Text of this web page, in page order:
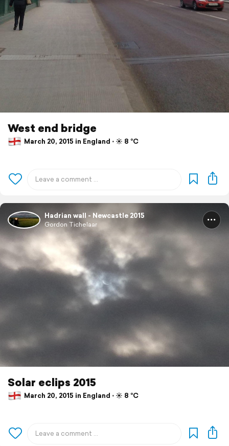
West end bridge
March 20, 2015 in England ⋅ ☀️ 8 °C
Hadrian wall - Newcastle 2015
Gordon Tichelaar
Solar eclips 2015
March 20, 2015 in England ⋅ ☀️ 8 °C